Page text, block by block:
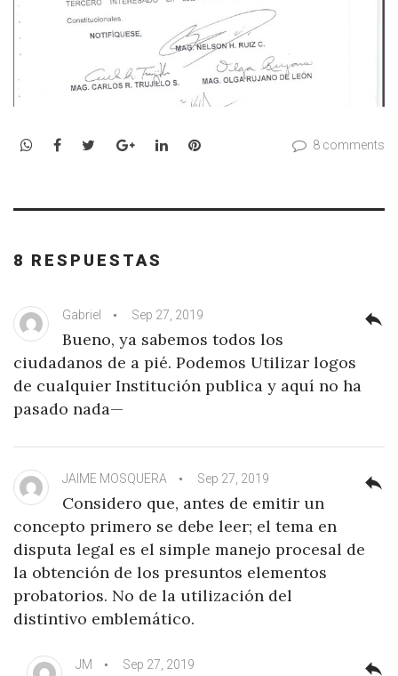
WhatsApp
Facebook
TwitterGoogle+LinkedInPinterest 8 comments
8 RESPUESTAS
Gabriel Sep 27, 2019
Bueno, ya sabemos todos los
ciudadanos de a pié. Podemos Utilizar logos
de cualquier Institución publica y aquí no ha
pasado nada—
reply
JAIME MOSQUERA Sep 27, 2019
Considero que, antes de emitir un
concepto primero se debe leer; el tema en
disputa legal es el simple manejo procesal de
la obtención de los presuntos elementos
probatorios. No de la utilización del
distintivo emblemático.
reply
JM Sep 27, 2019 reply